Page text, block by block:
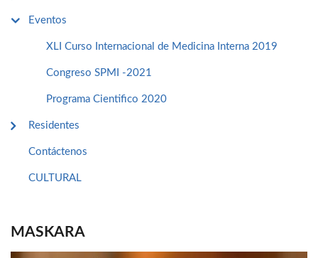
Eventos
XLI Curso Internacional de Medicina Interna 2019
Congreso SPMI -2021
Programa Cientifico 2020
Residentes
Contáctenos
CULTURAL
MASKARA